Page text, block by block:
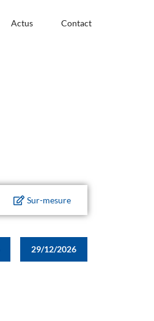
Actus Contact
Sur-mesure
29/12/2026